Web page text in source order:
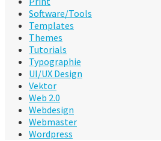
Software/Tools
Templates
Themes
Tutorials
Typographie
UI/UX Design
Vektor
Web 2.0
Webdesign
Webmaster
Wordpress